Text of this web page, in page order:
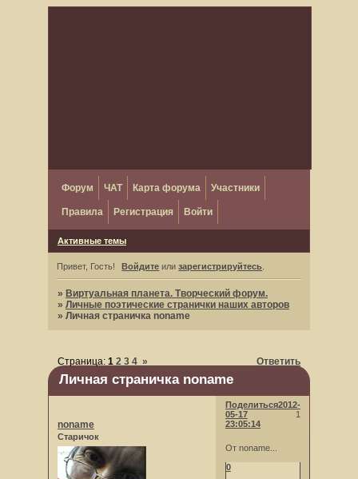
Форум ЧАТ Карта форума Участники
Правила Регистрация Войти
Активные темы
Привет, Гость! Войдите илизарегистрируйтесь
» Виртуальная планета. Творческий форум.
» Личные поэтические странички наших авторов
» Личная страничка noname
Личная страничка noname
Страница: 1 2 3 4 » Ответить
Поделиться
1
2012-
05-17
23:05:14
noname
Старичок
От noname...
0